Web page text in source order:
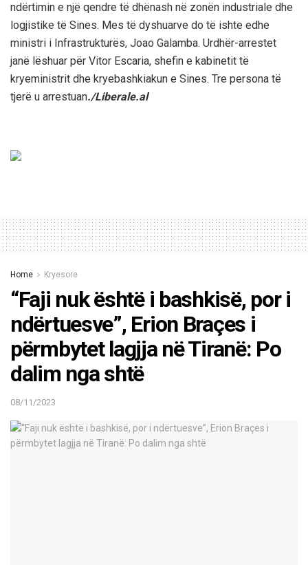
ndërtimin e një qendre të dhënash në zonën industriale dhe
logjistike të Sines. Mes të dyshuarve do të ishte edhe
ministri i Infrastrukturës, Joao Galamba. Urdhër-arrestet
janë lëshuar për Vitor Escaria, shefin e kabinetit të
kryeministrit dhe kryebashkiakun e Sines. Tre persona të
tjerë u arrestuan./Liberale.al
Home Kryesore
“Faji nuk është i bashkisë, por i
ndërtuesve”, Erion Braçes i
përmbytet lagjja në Tiranë: Po
dalim nga shtë
08/11/2023